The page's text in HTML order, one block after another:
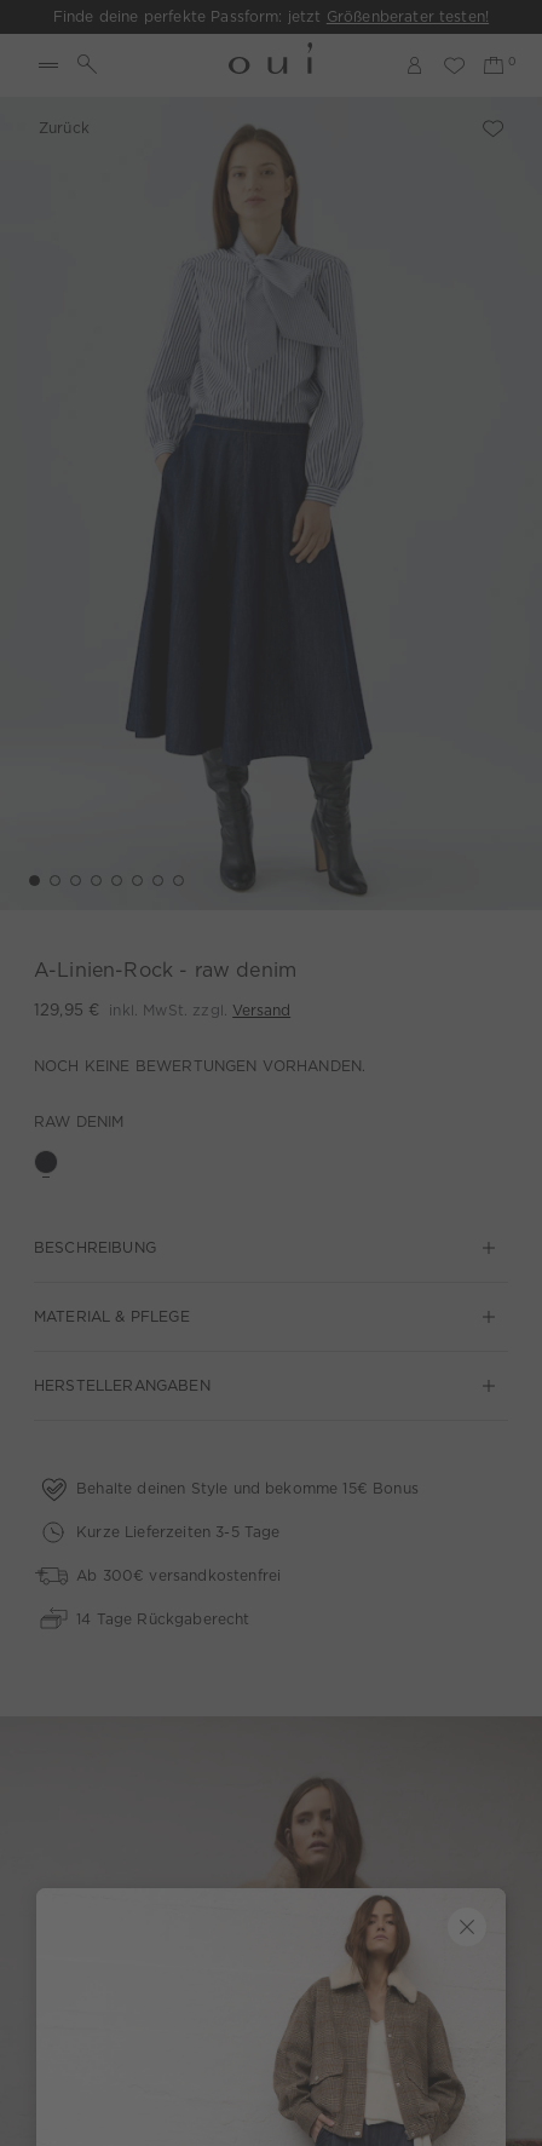
Finde deine perfekte Passform: jetzt Größenberater testen!
Zurück
A-Linien-Rock - raw denim
129,95 € inkl. MwSt. zzgl. Versand
NOCH KEINE BEWERTUNGEN VORHANDEN.
RAW DENIM
BESCHREIBUNG
MATERIAL & PFLEGE
HERSTELLERANGABEN
Behalte deinen Style und bekomme 15€ Bonus
Kurze Lieferzeiten 3-5 Tage
Ab 300€ versandkostenfrei
14 Tage Rückgaberecht